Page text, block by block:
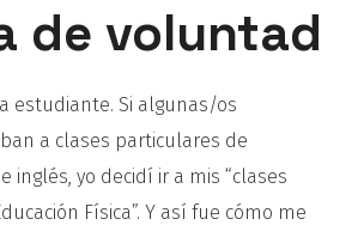
de voluntad
estudiante. Si algunas/os
a clases particulares de
inglés, yo decidí ir a mis “clases
Física”. Y así fue cómo me